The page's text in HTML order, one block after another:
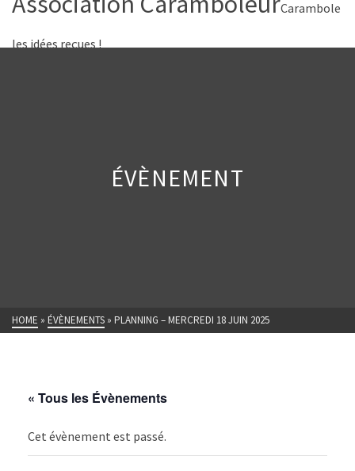
Carambole
les idées reçues !
ÉVÈNEMENT
HOME » ÉVÈNEMENTS » PLANNING – MERCREDI 18 JUIN 2025
« Tous les Évènements
Cet évènement est passé.